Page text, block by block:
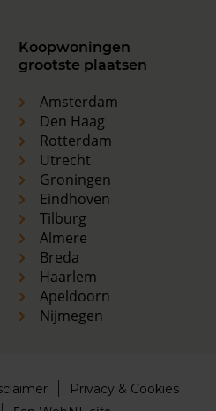
Koopwoningen
grootste plaatsen
Amsterdam
Den Haag
Rotterdam
Utrecht
Groningen
Eindhoven
Tilburg
Almere
Breda
Haarlem
Apeldoorn
Nijmegen
Privacy & Cookies